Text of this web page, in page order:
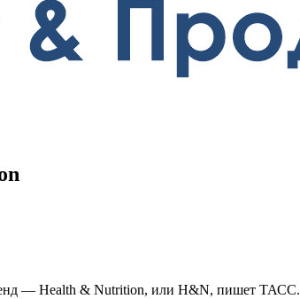
— Health & Nutrition, или H&N, пишет ТАСС.